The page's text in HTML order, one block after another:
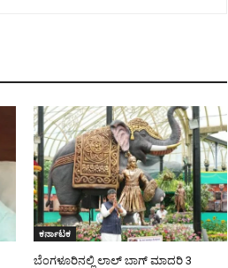
ಕರ್ನಾಟಕ
ಬೆಂಗಳೂರಿನಲ್ಲಿ ಲಾಲ್ ಬಾಗ್ ಮಾದರಿ 3